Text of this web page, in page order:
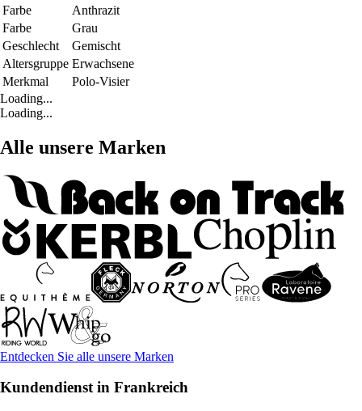
Farbe
Anthrazit
Farbe
Grau
Geschlecht
Gemischt
Altersgruppe Erwachsene
Merkmal
Polo-Visier
Loading...
Loading...
Alle unsere Marken
Entdecken Sie alle unsere Marken
Kundendienst in Frankreich